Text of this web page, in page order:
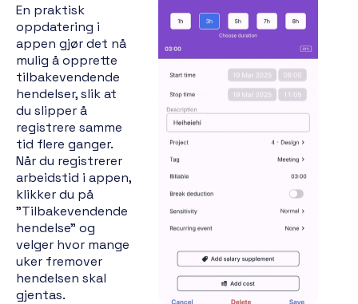
En praktisk
oppdatering i
appen gjør det nå
mulig å opprette
tilbakevendende
hendelser, slik at
du slipper å
registrere samme
tid flere ganger.
Når du registrerer
arbeidstid i appen,
klikker du på
"Tilbakevendende
hendelse" og
velger hvor mange
uker fremover
hendelsen skal
gjentas.